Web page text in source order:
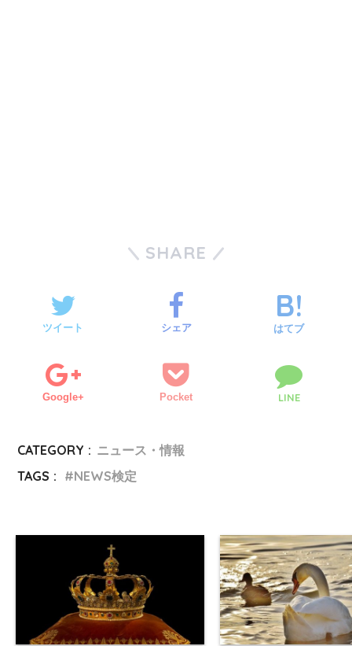
SHARE
ツイート シェア はてブ
Google+ Pocket LINE
CATEGORY : ニュース・情報
TAGS :
NEWS検定